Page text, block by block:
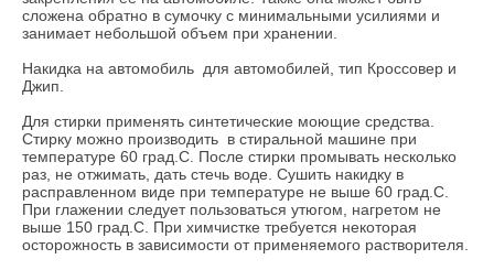
сложена обратно в сумочку с минимальными усилиями и
занимает небольшой объем при хранении.
Накидка на автомобиль для автомобилей, тип Кроссовер и
Джип.
Для стирки применять синтетические моющие средства.
Стирку можно производить в стиральной машине при
температуре 60 град.С. После стирки промывать несколько
раз, не отжимать, дать стечь воде. Сушить накидку в
расправленном виде при температуре не выше 60 град.С.
При глажении следует пользоваться утюгом, нагретом не
выше 150 град.С. При химчистке требуется некоторая
осторожность в зависимости от применяемого растворителя.